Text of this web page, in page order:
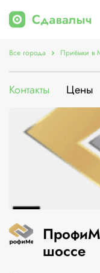
Все города Приёмки в
Контакты Цены
шоссе